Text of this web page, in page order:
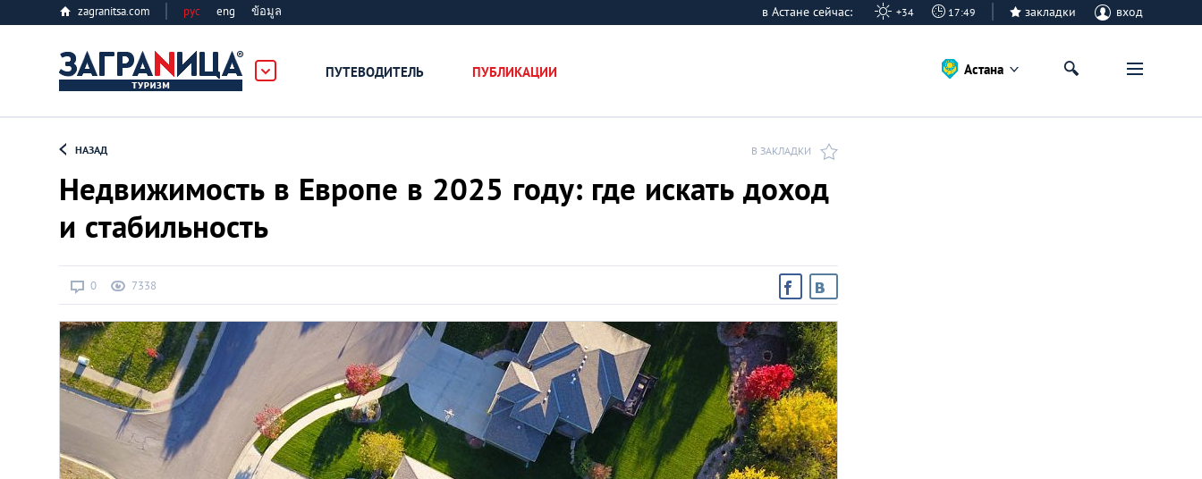
zagranitsa.com рус eng ข้อมูล в Астане сейчас: +34 17:49 закладки вход
ПУТЕВОДИТЕЛЬ ПУБЛИКАЦИИ
Алматы
Афины
Киев
Лондон
Астана
НАЗАД В ЗАКЛАДКИ
Недвижимость в Европе в 2025 году: где искать доход
и стабильность
0 7338